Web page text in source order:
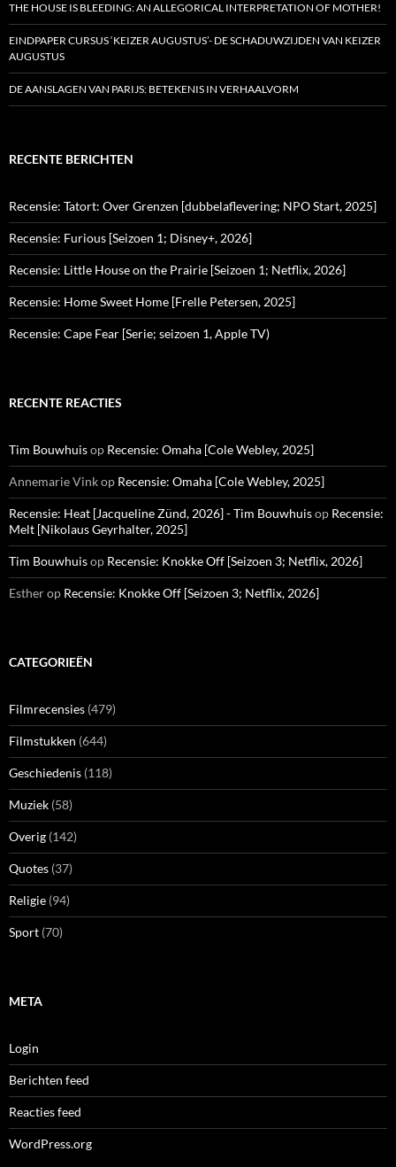
THE HOUSE IS BLEEDING: AN ALLEGORICAL INTERPRETATION OF MOTHER!
EINDPAPER CURSUS ‘KEIZER AUGUSTUS’- DE SCHADUWZIJDEN VAN KEIZER
AUGUSTUS
DE AANSLAGEN VAN PARIJS: BETEKENIS IN VERHAALVORM
RECENTE BERICHTEN
Recensie: Tatort: Over Grenzen [dubbelaflevering; NPO Start, 2025]
Recensie: Furious [Seizoen 1; Disney+, 2026]
Recensie: Little House on the Prairie [Seizoen 1; Netflix, 2026]
Recensie: Home Sweet Home [Frelle Petersen, 2025]
Recensie: Cape Fear [Serie; seizoen 1, Apple TV)
RECENTE REACTIES
Tim Bouwhuisop Recensie: Omaha [Cole Webley, 2025]
Annemarie Vinkop Recensie: Omaha [Cole Webley, 2025]
Recensie: Heat [Jacqueline Zünd, 2026] - Tim Bouwhuisop Recensie:
Melt [Nikolaus Geyrhalter, 2025]
Tim Bouwhuisop Recensie: Knokke Off [Seizoen 3; Netflix, 2026]
Estherop Recensie: Knokke Off [Seizoen 3; Netflix, 2026]
CATEGORIEËN
Filmrecensies (479)
Filmstukken (644)
Geschiedenis (118)
Muziek (58)
Overig (142)
Quotes (37)
Religie (94)
Sport (70)
META
Login
Berichten feed
Reacties feed
WordPress.org